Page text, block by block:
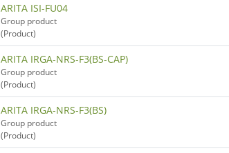
ARITA ISI-FU04
Group product
(Product)
ARITA IRGA-NRS-F3(BS-CAP)
Group product
(Product)
ARITA IRGA-NRS-F3(BS)
Group product
(Product)